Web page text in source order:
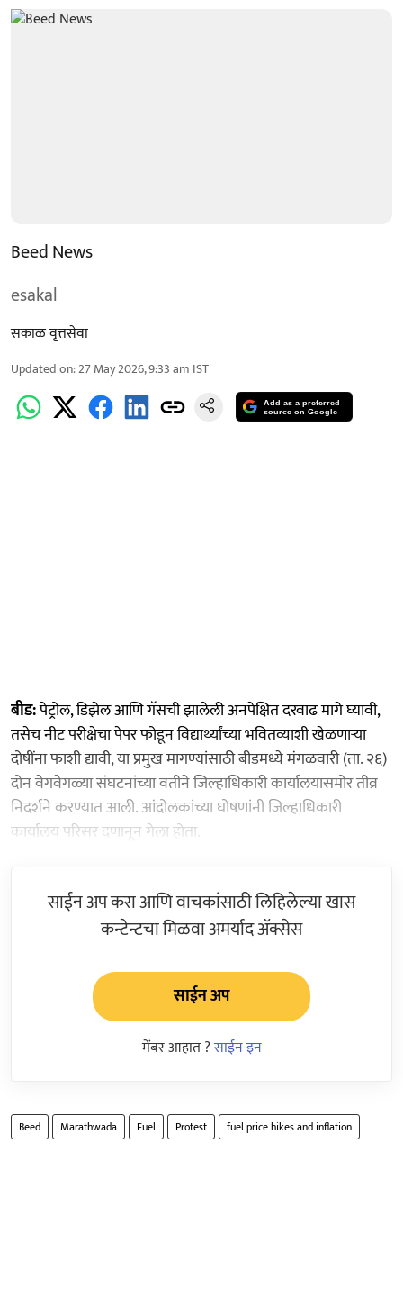
Beed News
esakal
सकाळ वृत्तसेवा
Updated on:27 May 2026, 9:33 am IST
Add as a preferred
source on Google
बीड:पेट्रोल, डिझेल आणि गॅसची झालेली अनपेक्षित दरवाढ मागे घ्यावी,
तसेच नीट परीक्षेचा पेपर फोडून विद्यार्थ्यांच्या भवितव्याशी खेळणाऱ्या
दोषींना फाशी द्यावी, या प्रमुख मागण्यांसाठी बीडमध्ये मंगळवारी (ता. २६)
दोन वेगवेगळ्या संघटनांच्या वतीने जिल्हाधिकारी कार्यालयासमोर तीव्र
निदर्शने करण्यात आली. आंदोलकांच्या घोषणांनी जिल्हाधिकारी
कार्यालय परिसर दणानून गेला होता.
साईन अप करा आणि वाचकांसाठी लिहिलेल्या खास
कन्टेन्टचा मिळवा अमर्याद ॲक्सेस
साईन अप
मेंबर आहात ?साईन इन
Beed Marathwada Fuel Protest fuel price hikes and inflation